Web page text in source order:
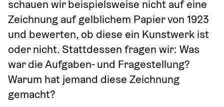
schauen wir beispielsweise nicht auf eine
Zeichnung auf gelblichem Papier von 1923
und bewerten, ob diese ein Kunstwerk ist
oder nicht. Stattdessen fragen wir: Was
war die Aufgaben- und Fragestellung?
Warum hat jemand diese Zeichnung
gemacht?